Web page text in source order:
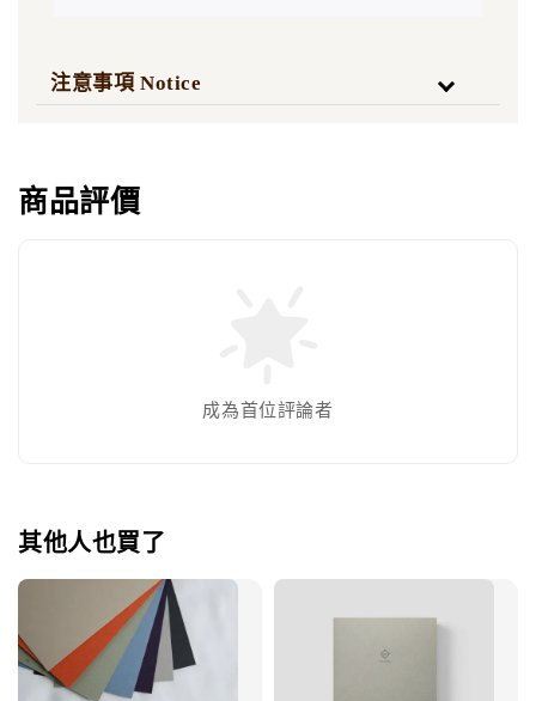
注意事項 Notice
商品評價
成為首位評論者
其他人也買了